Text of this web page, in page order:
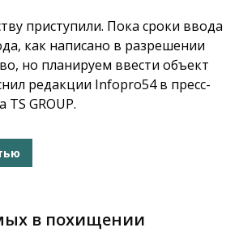
приступили. Пока сроки ввода
как написано в разрешении
но планируем ввести объект
редакции Infopro54 в пресс-
TS GROUP.
в похищении